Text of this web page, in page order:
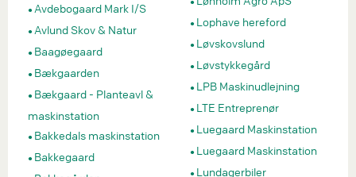
Avdebogaard Mark I/S
Avlund Skov & Natur
Baagøegaard
Bækgaarden
Bækgaard - Planteavl &
maskinstation
Bakkedals maskinstation
Bakkegaard
Lophave hereford
Løvskovslund
Løvstykkegård
LPB Maskinudlejning
LTE Entreprenør
Luegaard Maskinstation
Luegaard Maskinstation
Lundagerbiler